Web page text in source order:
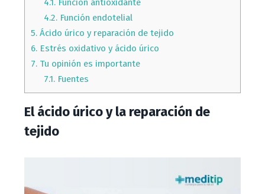
4.1. Función antioxidante
4.2. Función endotelial
5.Ácido úrico y reparación de tejido
6.Estrés oxidativo y ácido úrico
7.Tu opinión es importante
7.1. Fuentes
El ácido úrico y la reparación de
tejido